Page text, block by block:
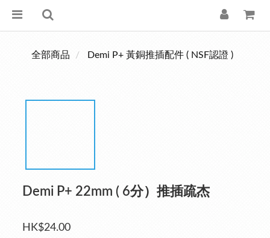
全部商品 Demi P+ 黃銅推插配件 ( NSF認證 )
Demi P+ 22mm ( 6分）推插疏杰
HK$24.00